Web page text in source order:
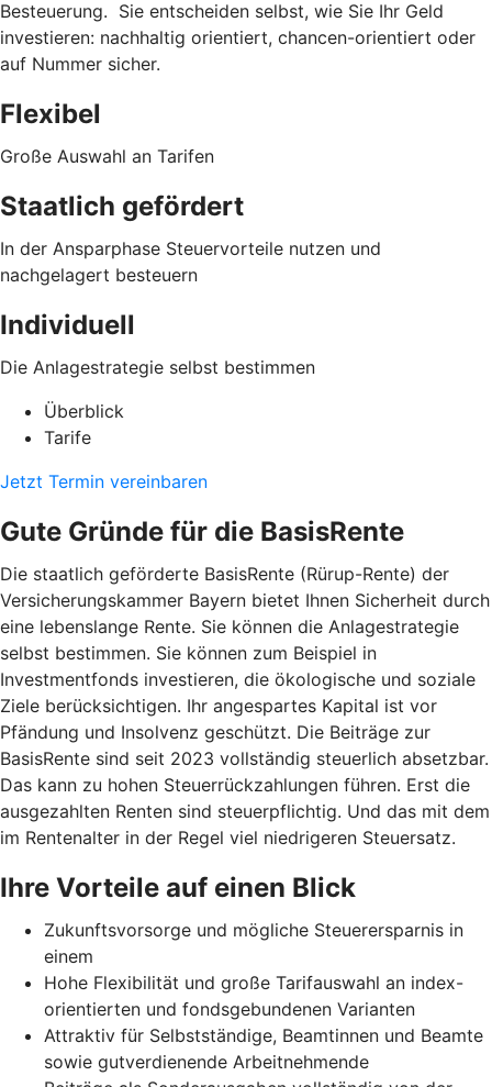
Besteuerung. Sie entscheiden selbst, wie Sie Ihr Geld
investieren: nachhaltig orientiert, chancen-orientiert oder
auf Nummer sicher.
Flexibel
Große Auswahl an Tarifen
Staatlich gefördert
In der Ansparphase Steuervorteile nutzen und
nachgelagert besteuern
Individuell
Die Anlagestrategie selbst bestimmen
Überblick
Tarife
Jetzt Termin vereinbaren
Gute Gründe für die BasisRente
Die staatlich geförderte BasisRente (Rürup-Rente) der
Versicherungskammer Bayern bietet Ihnen Sicherheit durch
eine lebenslange Rente. Sie können die Anlagestrategie
selbst bestimmen. Sie können zum Beispiel in
Investmentfonds investieren, die ökologische und soziale
Ziele berücksichtigen. Ihr angespartes Kapital ist vor
Pfändung und Insolvenz geschützt. Die Beiträge zur
BasisRente sind seit 2023 vollständig steuerlich absetzbar.
Das kann zu hohen Steuerrückzahlungen führen. Erst die
ausgezahlten Renten sind steuerpflichtig. Und das mit dem
im Rentenalter in der Regel viel niedrigeren Steuersatz.
Ihre Vorteile auf einen Blick
Zukunftsvorsorge und mögliche Steuerersparnis in
einem
Hohe Flexibilität und große Tarifauswahl an index-
orientierten und fondsgebundenen Varianten
Attraktiv für Selbstständige, Beamtinnen und Beamte
sowie gutverdienende Arbeitnehmende